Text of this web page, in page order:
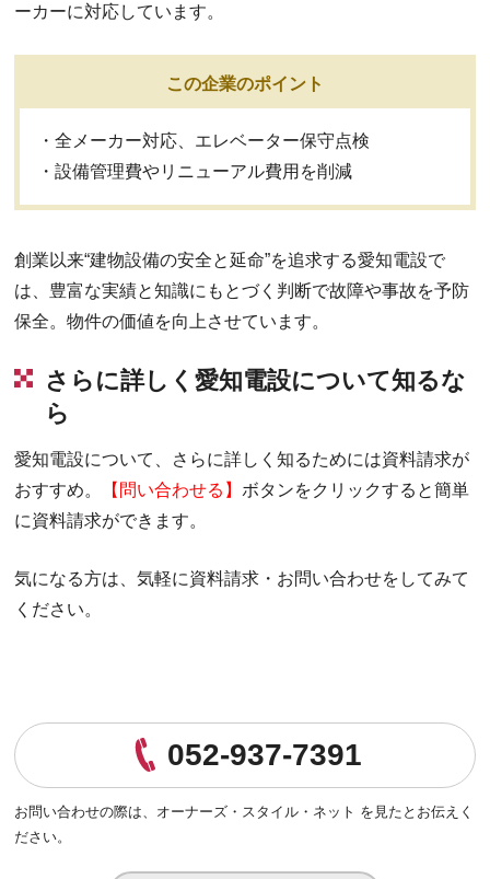
ーカーに対応しています。
この企業のポイント
・全メーカー対応、エレベーター保守点検
・設備管理費やリニューアル費用を削減
創業以来“建物設備の安全と延命”を追求する愛知電設で
は、豊富な実績と知識にもとづく判断で故障や事故を予防
保全。物件の価値を向上させています。
さらに詳しく愛知電設について知るな
ら
愛知電設について、さらに詳しく知るためには資料請求が
おすすめ。
【問い合わせる】 ボタンをクリックすると簡単
に資料請求ができます。
気になる方は、気軽に資料請求・お問い合わせをしてみて
ください。
052-937-7391
お問い合わせの際は、 オーナーズ・スタイル・ネット を見たとお伝えく
ださい。